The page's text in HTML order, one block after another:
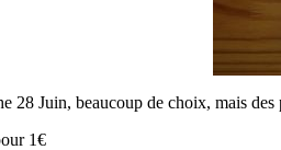
28 Juin, beaucoup de choix, mais
1€